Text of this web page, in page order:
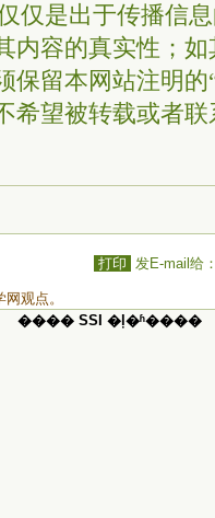
仅是出于传播信
内容的真实性；
保留本网站注明
希望被转载或者
打印 发E-mail给
观点。
���� SSI �ļ�ʱ����